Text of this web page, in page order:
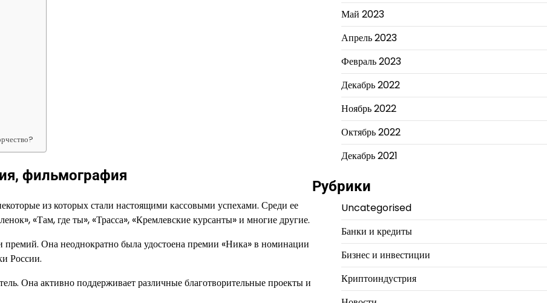
фильмография
из которых стали настоящими кассовыми успехами. Среди ее
«Там, где ты», «Трасса», «Кремлевские курсанты» и многие другие.
Она неоднократно была удостоена премии «Ника» в номинации
России.
Она активно поддерживает различные благотворительные проекты и
Май 2023
Апрель 2023
Февраль 2023
Декабрь 2022
Ноябрь 2022
Октябрь 2022
Декабрь 2021
Рубрики
Uncategorised
Банки и кредиты
Бизнес и инвестиции
Криптоиндустрия